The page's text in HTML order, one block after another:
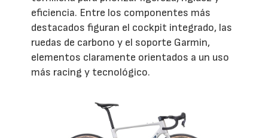
eficiencia. Entre los componentes más
destacados figuran el cockpit integrado, las
ruedas de carbono y el soporte Garmin,
elementos claramente orientados a un uso
más racing y tecnológico.